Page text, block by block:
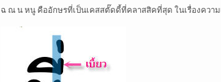
ฉ ณ น หนู คืออักษรที่เป็นเคสสตั๊ดดี้ที่คลาสสิคที่สุด ในเรื่องควา